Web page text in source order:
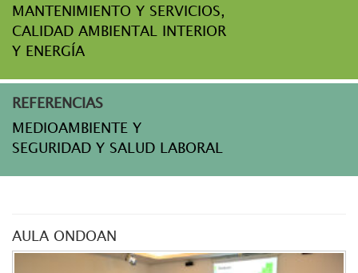
MANTENIMIENTO Y SERVICIOS,
CALIDAD AMBIENTAL INTERIOR
Y ENERGÍA
REFERENCIAS
MEDIOAMBIENTE Y
SEGURIDAD Y SALUD LABORAL
AULA ONDOAN